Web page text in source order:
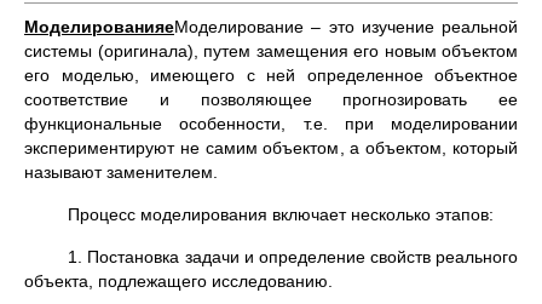
МоделированияеМоделирование – это изучение реальной
системы (оригинала), путем замещения его новым объектом
его моделью, имеющего с ней определенное объектное
соответствие и позволяющее прогнозировать ее
функциональные особенности, т.е. при моделировании
экспериментируют не самим объектом, а объектом, который
называют заменителем.
Процесс моделирования включает несколько этапов:
1. Постановка задачи и определение свойств реального
объекта, подлежащего исследованию.